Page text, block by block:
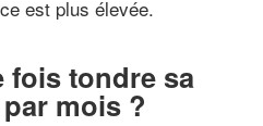
est plus élevée.
fois tondre sa
mois ?